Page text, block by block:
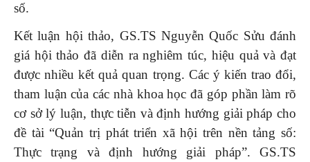
số.
Kết luận hội thảo, GS.TS Nguyễn Quốc Sửu đánh
giá hội thảo đã diễn ra nghiêm túc, hiệu quả và đạt
được nhiều kết quả quan trọng. Các ý kiến trao đổi,
tham luận của các nhà khoa học đã góp phần làm rõ
cơ sở lý luận, thực tiễn và định hướng giải pháp cho
đề tài “Quản trị phát triển xã hội trên nền tảng số:
Thực trạng và định hướng giải pháp”. GS.TS